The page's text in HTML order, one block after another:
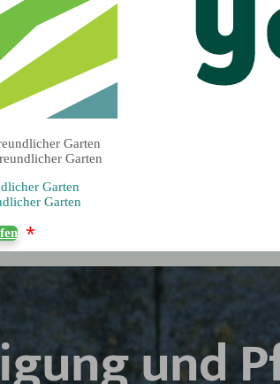
Garten
Garten
Garten
Garten
*
und